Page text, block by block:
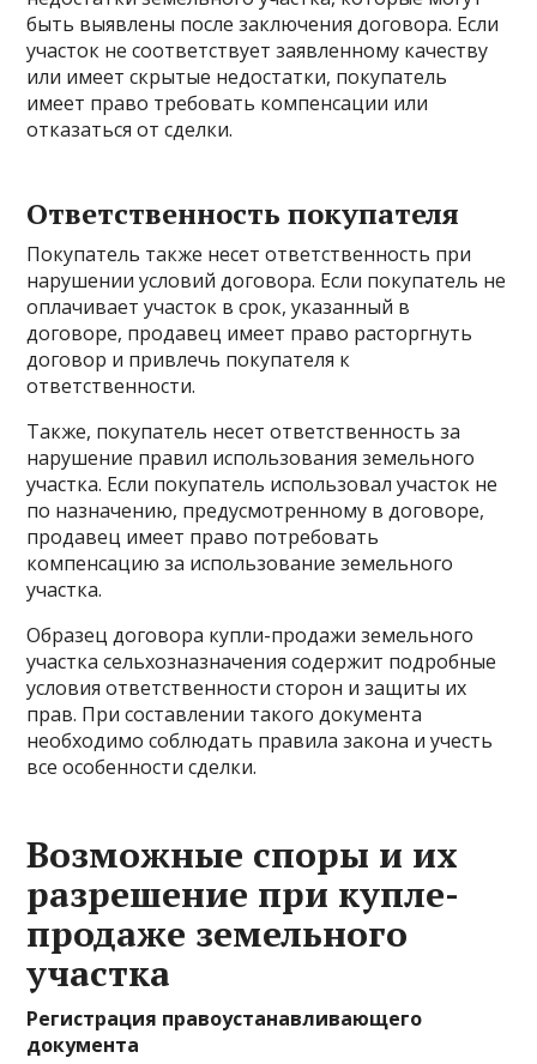
быть выявлены после заключения договора. Если
участок не соответствует заявленному качеству
или имеет скрытые недостатки, покупатель
имеет право требовать компенсации или
отказаться от сделки.
Ответственность покупателя
Покупатель также несет ответственность при
нарушении условий договора. Если покупатель не
оплачивает участок в срок, указанный в
договоре, продавец имеет право расторгнуть
договор и привлечь покупателя к
ответственности.
Также, покупатель несет ответственность за
нарушение правил использования земельного
участка. Если покупатель использовал участок не
по назначению, предусмотренному в договоре,
продавец имеет право потребовать
компенсацию за использование земельного
участка.
Образец договора купли-продажи земельного
участка сельхозназначения содержит подробные
условия ответственности сторон и защиты их
прав. При составлении такого документа
необходимо соблюдать правила закона и учесть
все особенности сделки.
Возможные споры и их
разрешение при купле-
продаже земельного
участка
Регистрация правоустанавливающего
документа